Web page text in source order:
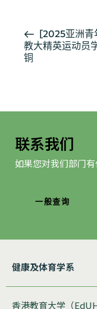
活
动
导
[2025亚洲青
教大精英运动员
铜
联系我们
如果您对我们部门有
一般查询
健康及体育学系
香港教育大学（